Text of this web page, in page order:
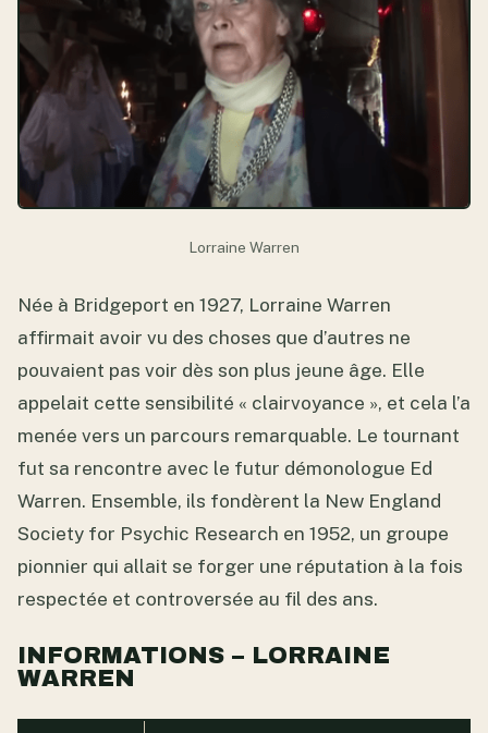
Lorraine Warren
Née à Bridgeport en 1927, Lorraine Warren
affirmait avoir vu des choses que d’autres ne
pouvaient pas voir dès son plus jeune âge. Elle
appelait cette sensibilité « clairvoyance », et cela l’a
menée vers un parcours remarquable. Le tournant
fut sa rencontre avec le futur démonologue Ed
Warren. Ensemble, ils fondèrent la New England
Society for Psychic Research en 1952, un groupe
pionnier qui allait se forger une réputation à la fois
respectée et controversée au fil des ans.
INFORMATIONS – LORRAINE
WARREN